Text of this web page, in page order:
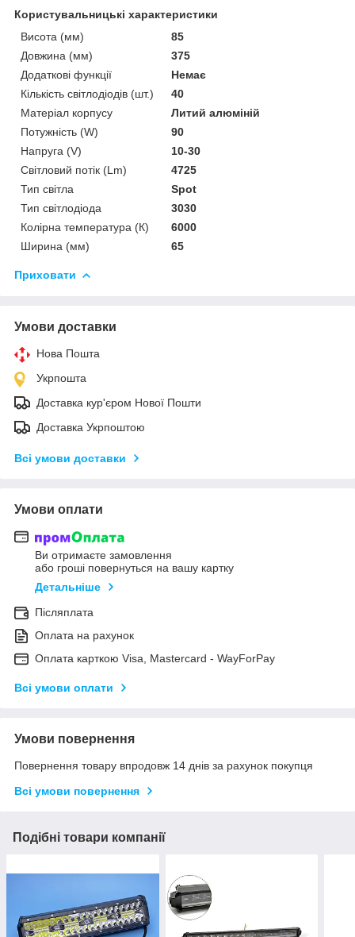
Користувальницькі характеристики
Висота (мм)
85
Довжина (мм)
375
Додаткові функції
Немає
Кількість світлодіодів (шт.)
40
Матеріал корпусу
Литий алюміній
Потужність (W)
90
Напруга (V)
10-30
Світловий потік (Lm)
4725
Тип світла
Spot
Тип світлодіода
3030
Колірна температура (К)
6000
Ширина (мм)
65
Приховати
Умови доставки
Нова Пошта
Укрпошта
Доставка кур'єром Нової Пошти
Доставка Укрпоштою
Всі умови доставки
Умови оплати
Ви отримаєте замовлення
або гроші повернуться на вашу картку
Детальніше
Післяплата
Оплата на рахунок
Оплата карткою Visa, Mastercard - WayForPay
Всі умови оплати
Умови повернення
Повернення товару впродовж 14 днів за рахунок покупця
Всі умови повернення
Подібні товари компанії